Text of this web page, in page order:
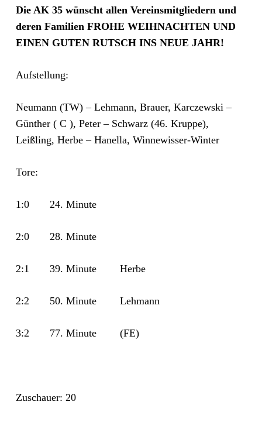
Die AK 35 wünscht allen Vereinsmitgliedern und
deren Familien FROHE WEIHNACHTEN UND
EINEN GUTEN RUTSCH INS NEUE JAHR!
Aufstellung:
Neumann (TW) – Lehmann, Brauer, Karczewski –
Günther ( C ), Peter – Schwarz (46. Kruppe),
Leißling, Herbe – Hanella, Winnewisser-Winter
Tore:
1:0 24. Minute
2:0 28. Minute
2:1 39. Minute Herbe
2:2 50. Minute Lehmann
3:2 77. Minute (FE)
Zuschauer: 20